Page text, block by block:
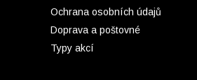
Ochrana osobních údajů
Doprava a poštovné
Typy akcí